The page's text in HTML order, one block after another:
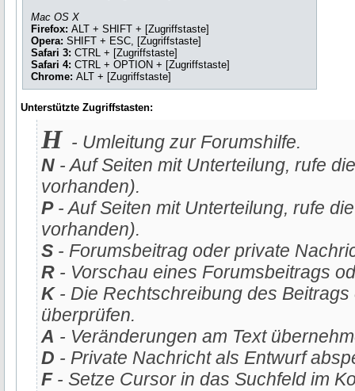
Mac OS X
Firefox: ALT + SHIFT + [Zugriffstaste]
Opera: SHIFT + ESC, [Zugriffstaste]
Safari 3: CTRL + [Zugriffstaste]
Safari 4: CTRL + OPTION + [Zugriffstaste]
Chrome: ALT + [Zugriffstaste]
Unterstützte Zugriffstasten:
H - Umleitung zur Forumshilfe.
N - Auf Seiten mit Unterteilung, rufe
vorhanden).
P- Auf Seiten mit Unterteilung, rufe
vorhanden).
S - Forumsbeitrag oder private
R - Vorschau eines Forumsbeitrags
K- Die Rechtschreibung des
überprüfen.
A - Veränderungen am Text
D - Private Nachricht als Entwurf
F- Setze Cursor in das Suchfeld im